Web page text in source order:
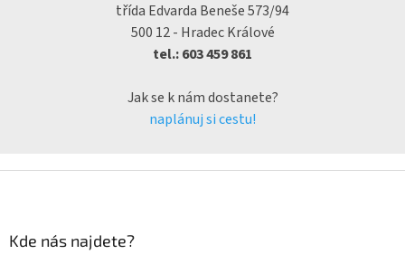
třída Edvarda Beneše 573/94
500 12 - Hradec Králové
tel.: 603 459 861
Jak se k nám dostanete?
naplánuj si cestu!
Kde nás najdete?